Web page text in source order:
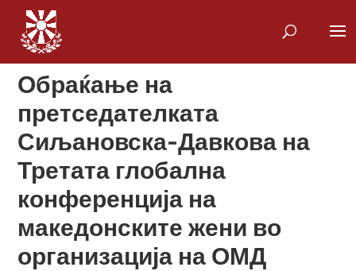
Обраќање на
претседателката
Сиљановска-Давкова на
Третата глобална
конференција на
македонските жени во
организација на ОМД